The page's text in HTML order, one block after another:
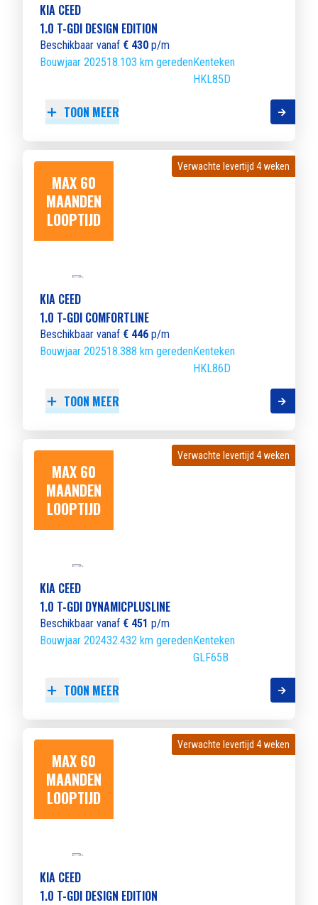
KIA CEED
1.0 T-GDI DESIGN EDITION
Beschikbaar vanaf € 430 p/m
Bouwjaar 202518.103 km geredenKenteken
HKL85D
TOON MEER
MAX 60
MAANDEN
LOOPTIJD
Verwachte levertijd 4 weken
Verwachte levertijd 4 weken
KIA CEED
1.0 T-GDI COMFORTLINE
Beschikbaar vanaf € 446 p/m
Bouwjaar 202518.388 km geredenKenteken
HKL86D
TOON MEER
MAX 60
MAANDEN
LOOPTIJD
Verwachte levertijd 4 weken
Verwachte levertijd 4 weken
KIA CEED
1.0 T-GDI DYNAMICPLUSLINE
Beschikbaar vanaf € 451 p/m
Bouwjaar 202432.432 km geredenKenteken
GLF65B
TOON MEER
MAX 60
MAANDEN
LOOPTIJD
Verwachte levertijd 4 weken
Verwachte levertijd 4 weken
KIA CEED
1.0 T-GDI DESIGN EDITION